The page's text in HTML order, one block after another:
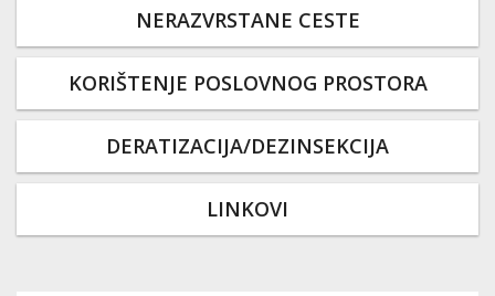
NERAZVRSTANE CESTE
KORIŠTENJE POSLOVNOG PROSTORA
DERATIZACIJA/DEZINSEKCIJA
LINKOVI